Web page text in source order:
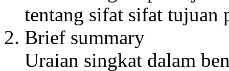
tentang sifat sifat tujuan
Brief summary
Uraian singkat dalam